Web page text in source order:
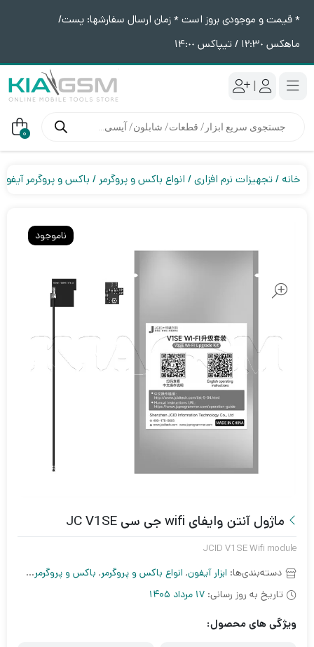
* قیمت و موجودی بروز است * زمان ارسال سفارشها: پست/
ماهکس ١٢:٣٠ / تیپاکس ١۴:٠٠
|
محصولات 0
خانه تجهیزات نرم افزاری انواع باکس و پروگرمر باکس و پروگرمر آیفون
ناموجود
ماژول آنتن وایفای wifi جی سی JC V1SE
JCID V1SE Wifi module
دسته‌بندی‌ها: ابزار آیفون, انواع باکس و پروگرمر, باکس و پروگرمر آیفون
تاریخ به روز رسانی: 17 مرداد 1405
ویژگی های محصول: